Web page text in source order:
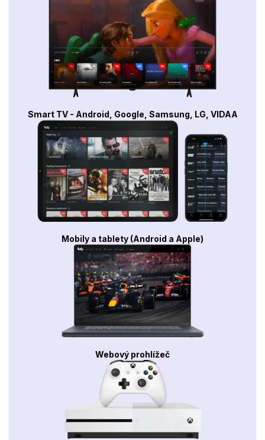
Smart TV - Android, Google, Samsung, LG, VIDAA
Mobily a tablety (Android a Apple)
Webový prohlížeč